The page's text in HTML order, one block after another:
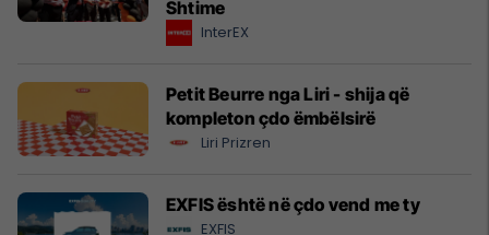
Shtime
InterEX
Petit Beurre nga Liri - shija që
kompleton çdo ëmbëlsirë
Liri Prizren
EXFIS është në çdo vend me ty
EXFIS